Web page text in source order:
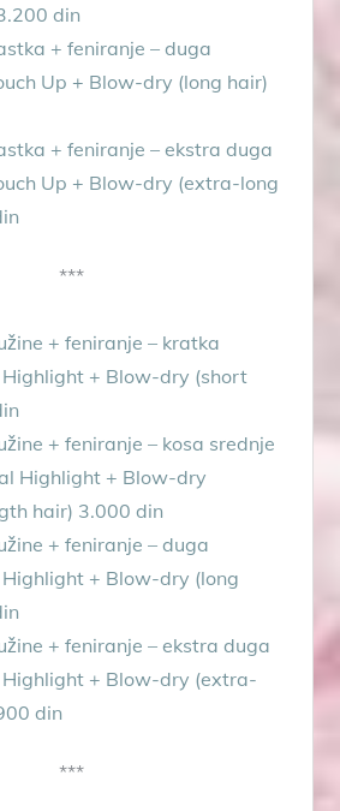
din
+ feniranje – duga
Up + Blow-dry (long hair)
+ feniranje – ekstra duga
Up + Blow-dry (extra-long
***
+ feniranje – kratka
+ Blow-dry (short
+ feniranje – kosa srednje
Highlight + Blow-dry
hair) 3.000 din
+ feniranje – duga
+ Blow-dry (long
+ feniranje – ekstra duga
+ Blow-dry (extra-
din
***